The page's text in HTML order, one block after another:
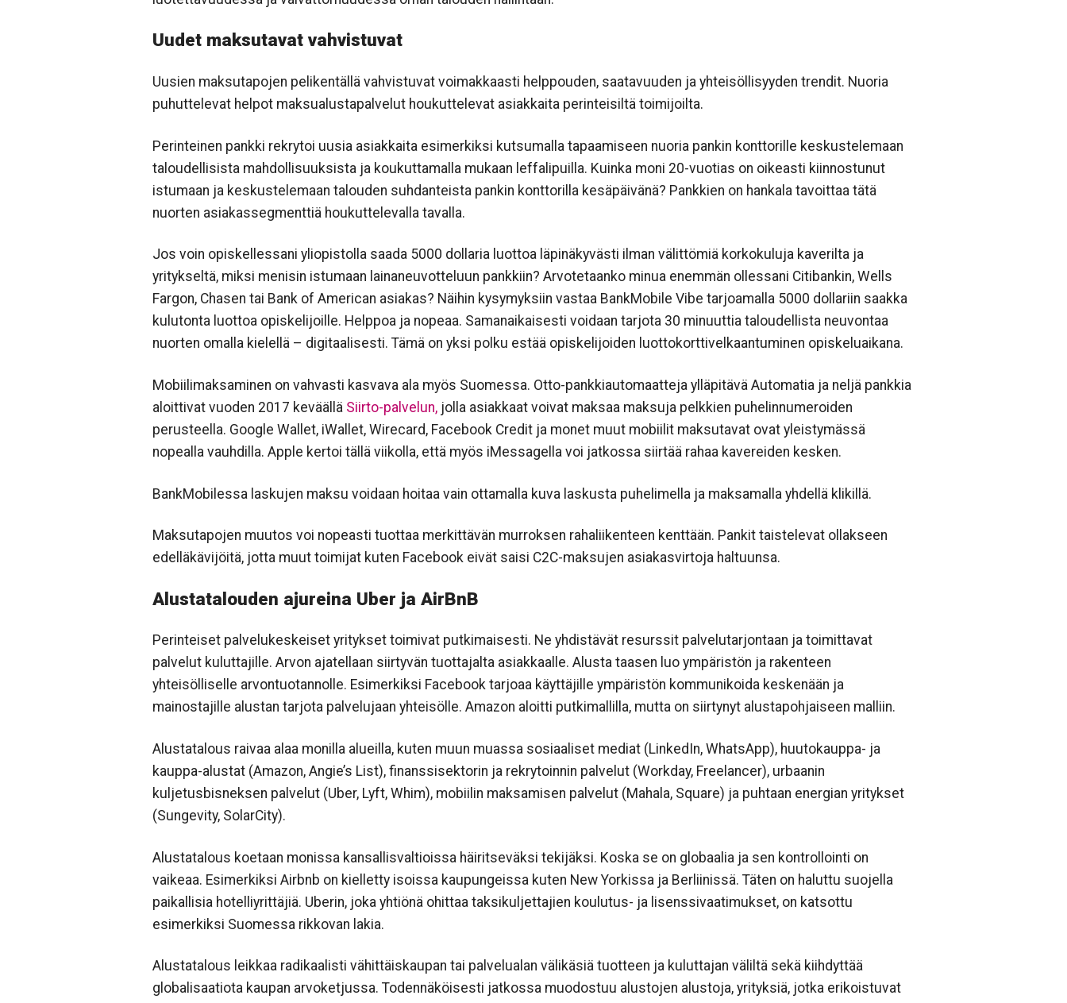
Uudet maksutavat vahvistuvat
Uusien maksutapojen pelikentällä vahvistuvat voimakkaasti helppouden, saatavuuden ja yhteisöllisyyden trendit. Nuoria
puhuttelevat helpot maksualustapalvelut houkuttelevat asiakkaita perinteisiltä toimijoilta.
Perinteinen pankki rekrytoi uusia asiakkaita esimerkiksi kutsumalla tapaamiseen nuoria pankin konttorille keskustelemaan
taloudellisista mahdollisuuksista ja koukuttamalla mukaan leffalipuilla. Kuinka moni 20-vuotias on oikeasti kiinnostunut
istumaan ja keskustelemaan talouden suhdanteista pankin konttorilla kesäpäivänä? Pankkien on hankala tavoittaa tätä
nuorten asiakassegmenttiä houkuttelevalla tavalla.
Jos voin opiskellessani yliopistolla saada 5000 dollaria luottoa läpinäkyvästi ilman välittömiä korkokuluja kaverilta ja
yritykseltä, miksi menisin istumaan lainaneuvotteluun pankkiin? Arvotetaanko minua enemmän ollessani Citibankin, Wells
Fargon, Chasen tai Bank of American asiakas? Näihin kysymyksiin vastaa BankMobile Vibe tarjoamalla 5000 dollariin saakka
kulutonta luottoa opiskelijoille. Helppoa ja nopeaa. Samanaikaisesti voidaan tarjota 30 minuuttia taloudellista neuvontaa
nuorten omalla kielellä – digitaalisesti. Tämä on yksi polku estää opiskelijoiden luottokorttivelkaantuminen opiskeluaikana.
Mobiilimaksaminen on vahvasti kasvava ala myös Suomessa. Otto-pankkiautomaatteja ylläpitävä Automatia ja neljä pankkia
aloittivat vuoden 2017 keväällä Siirto-palvelun, jolla asiakkaat voivat maksaa maksuja pelkkien puhelinnumeroiden
perusteella. Google Wallet, iWallet, Wirecard, Facebook Credit ja monet muut mobiilit maksutavat ovat yleistymässä
nopealla vauhdilla. Apple kertoi tällä viikolla, että myös iMessagella voi jatkossa siirtää rahaa kavereiden kesken.
BankMobilessa laskujen maksu voidaan hoitaa vain ottamalla kuva laskusta puhelimella ja maksamalla yhdellä klikillä.
Maksutapojen muutos voi nopeasti tuottaa merkittävän murroksen rahaliikenteen kenttään. Pankit taistelevat ollakseen
edelläkävijöitä, jotta muut toimijat kuten Facebook eivät saisi C2C-maksujen asiakasvirtoja haltuunsa.
Alustatalouden ajureina Uber ja AirBnB
Perinteiset palvelukeskeiset yritykset toimivat putkimaisesti. Ne yhdistävät resurssit palvelutarjontaan ja toimittavat
palvelut kuluttajille. Arvon ajatellaan siirtyvän tuottajalta asiakkaalle. Alusta taasen luo ympäristön ja rakenteen
yhteisölliselle arvontuotannolle. Esimerkiksi Facebook tarjoaa käyttäjille ympäristön kommunikoida keskenään ja
mainostajille alustan tarjota palvelujaan yhteisölle. Amazon aloitti putkimallilla, mutta on siirtynyt alustapohjaiseen malliin.
Alustatalous raivaa alaa monilla alueilla, kuten muun muassa sosiaaliset mediat (LinkedIn, WhatsApp), huutokauppa- ja
kauppa-alustat (Amazon, Angie’s List), finanssisektorin ja rekrytoinnin palvelut (Workday, Freelancer), urbaanin
kuljetusbisneksen palvelut (Uber, Lyft, Whim), mobiilin maksamisen palvelut (Mahala, Square) ja puhtaan energian yritykset
(Sungevity, SolarCity).
Alustatalous koetaan monissa kansallisvaltioissa häiritseväksi tekijäksi. Koska se on globaalia ja sen kontrollointi on
vaikeaa. Esimerkiksi Airbnb on kielletty isoissa kaupungeissa kuten New Yorkissa ja Berliinissä. Täten on haluttu suojella
paikallisia hotelliyrittäjiä. Uberin, joka yhtiönä ohittaa taksikuljettajien koulutus- ja lisenssivaatimukset, on katsottu
esimerkiksi Suomessa rikkovan lakia.
Alustatalous leikkaa radikaalisti vähittäiskaupan tai palvelualan välikäsiä tuotteen ja kuluttajan väliltä sekä kiihdyttää
globalisaatiota kaupan arvoketjussa. Todennäköisesti jatkossa muodostuu alustojen alustoja, yrityksiä, jotka erikoistuvat